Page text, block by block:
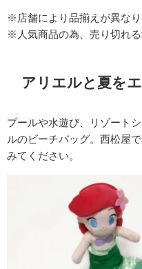
※店舗により品揃えが異なり
※人気商品の為、売り切れる
アリエルと夏を
プールや水遊び、リゾート
ルのビーチバッグ。 西松屋
みてください。